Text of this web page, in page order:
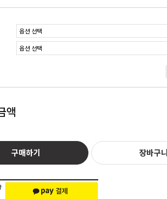
액
구매하기 장바구니